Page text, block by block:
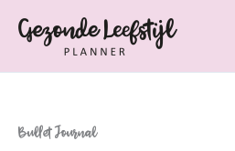
naar
inhoud
Bullet Journal